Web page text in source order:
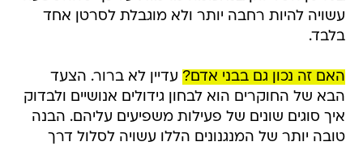
עשויה להיות רחבה יותר ולא מוגבלת לסרטן אחד
בלבד.
האם זה נכון גם בבני אדם? עדיין לא ברור. הצעד
הבא של החוקרים הוא לבחון גידולים אנושיים ולבדוק
איך סוגים שונים של פעילות משפיעים עליהם. הבנה
טובה יותר של המנגנונים הללו עשויה לסלול דרך